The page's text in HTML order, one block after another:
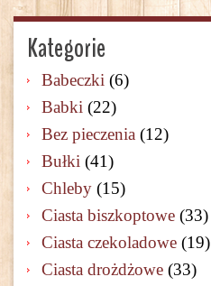
Kategorie
Babeczki (6)
Babki (22)
Bez pieczenia (12)
Bułki (41)
Chleby (15)
Ciasta biszkoptowe (33)
Ciasta czekoladowe (19)
Ciasta drożdżowe (33)